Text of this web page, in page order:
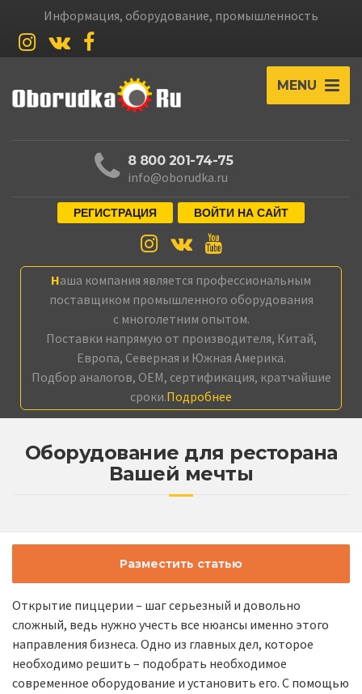
Информация, оборудование, промышленность
MENU
8 800 201-74-75
info@oborudka.ru
РЕГИСТРАЦИЯ ВОЙТИ НА САЙТ
Наша компания является профессиональным
поставщиком промышленного оборудования
с многолетним опытом.
Поставки напрямую от производителя, Китай,
Европа, Северная и Южная Америка.
Подбор аналогов, OEM, сертификация, кратчайшие
сроки.Подробнее
Оборудование для ресторана
Вашей мечты
Разместить статью
Открытие пиццерии – шаг серьезный и довольно
сложный, ведь нужно учесть все нюансы именно этого
направления бизнеса. Одно из главных дел, которое
необходимо решить – подобрать необходимое
современное оборудование и установить его. С помощью